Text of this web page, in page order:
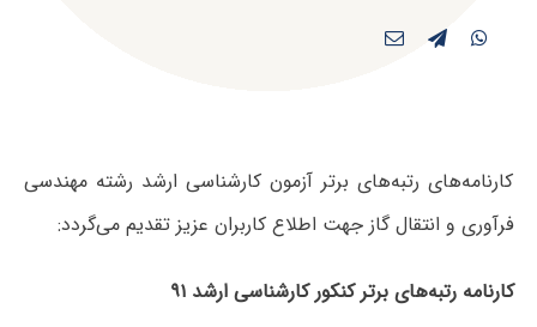
کارنامه‌های رتبه‌های برتر آزمون کارشناسی ارشد رشته مهندسی
فرآوری و انتقال گاز جهت اطلاع کاربران عزیز تقدیم می‌گردد:
کارنامه رتبه‌های برتر کنکور کارشناسی ارشد ۹۱